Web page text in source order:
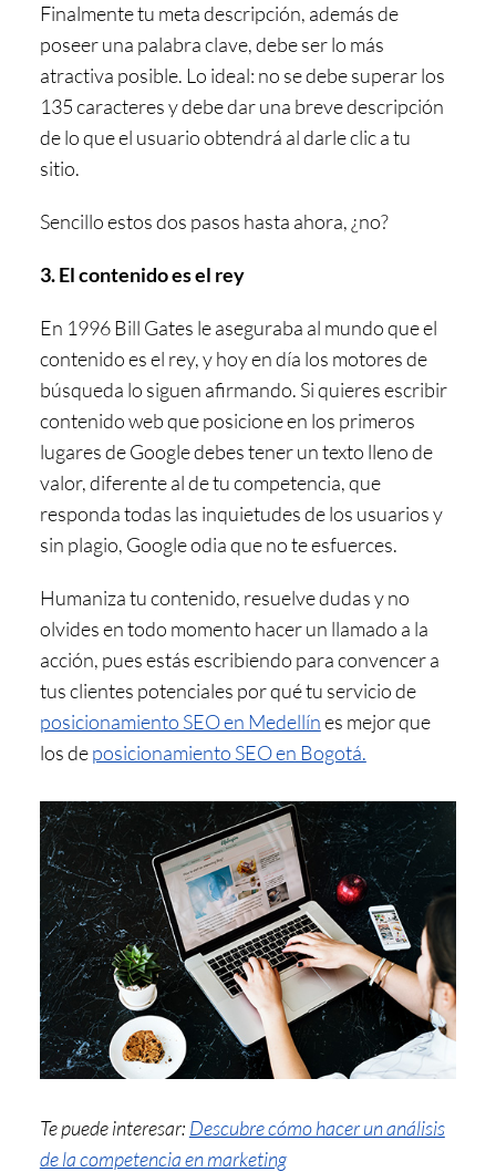
Finalmente tu meta descripción, además de
poseer una palabra clave, debe ser lo más
atractiva posible. Lo ideal: no se debe superar los
135 caracteres y debe dar una breve descripción
de lo que el usuario obtendrá al darle clic a tu
sitio.
Sencillo estos dos pasos hasta ahora, ¿no?
3. El contenido es el rey
En 1996 Bill Gates le aseguraba al mundo que el
contenido es el rey, y hoy en día los motores de
búsqueda lo siguen afirmando. Si quieresescribir
contenido web que posicioneen los primeros
lugares de Google debes tener un texto lleno de
valor, diferente al de tu competencia, que
responda todas las inquietudes de los usuarios y
sin plagio, Google odia que no te esfuerces.
Humaniza tu contenido, resuelve dudas y no
olvides en todo momento hacer un llamado a la
acción, pues estás escribiendo para convencer a
tus clientes potenciales por qué tu servicio de
posicionamiento SEO en Medellínes mejor que
los deposicionamiento SEO en Bogotá.
Te puede interesar: Descubre cómo hacer un análisis
de la competencia en marketing